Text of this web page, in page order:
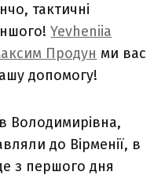
тактичні
Yevheniia
Продун ми вас
допомогу!
Володимирівна,
до Вірменії, в
з першого дня